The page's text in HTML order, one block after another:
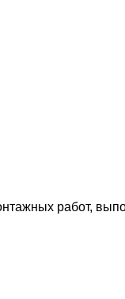
работ,